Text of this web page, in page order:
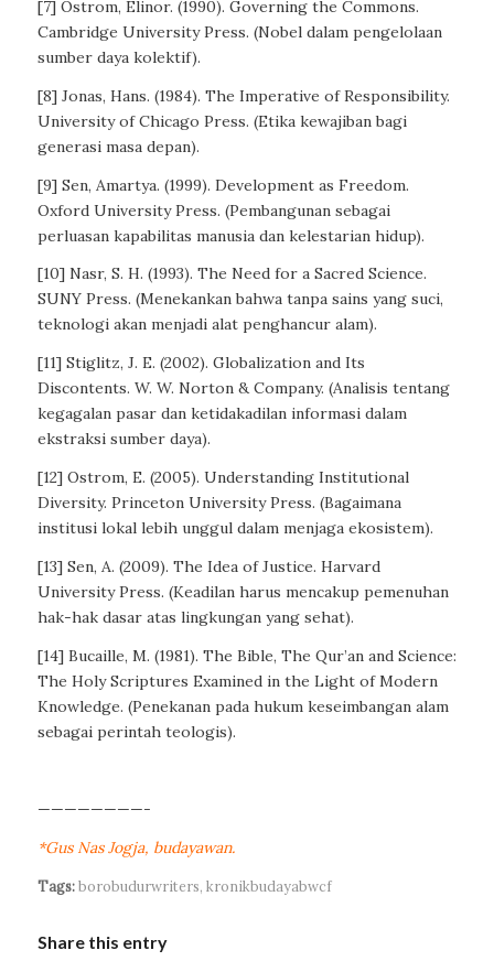
[7] Ostrom, Elinor. (1990). Governing the Commons.
Cambridge University Press. (Nobel dalam pengelolaan
sumber daya kolektif).
[8] Jonas, Hans. (1984). The Imperative of Responsibility.
University of Chicago Press. (Etika kewajiban bagi
generasi masa depan).
[9] Sen, Amartya. (1999). Development as Freedom.
Oxford University Press. (Pembangunan sebagai
perluasan kapabilitas manusia dan kelestarian hidup).
[10] Nasr, S. H. (1993). The Need for a Sacred Science.
SUNY Press. (Menekankan bahwa tanpa sains yang suci,
teknologi akan menjadi alat penghancur alam).
[11] Stiglitz, J. E. (2002). Globalization and Its
Discontents. W. W. Norton & Company. (Analisis tentang
kegagalan pasar dan ketidakadilan informasi dalam
ekstraksi sumber daya).
[12] Ostrom, E. (2005). Understanding Institutional
Diversity. Princeton University Press. (Bagaimana
institusi lokal lebih unggul dalam menjaga ekosistem).
[13] Sen, A. (2009). The Idea of Justice. Harvard
University Press. (Keadilan harus mencakup pemenuhan
hak-hak dasar atas lingkungan yang sehat).
[14] Bucaille, M. (1981). The Bible, The Qur’an and Science:
The Holy Scriptures Examined in the Light of Modern
Knowledge. (Penekanan pada hukum keseimbangan alam
sebagai perintah teologis).
————————-
*Gus Nas Jogja, budayawan.
Tags: borobudurwriters, kronikbudayabwcf
Share this entry